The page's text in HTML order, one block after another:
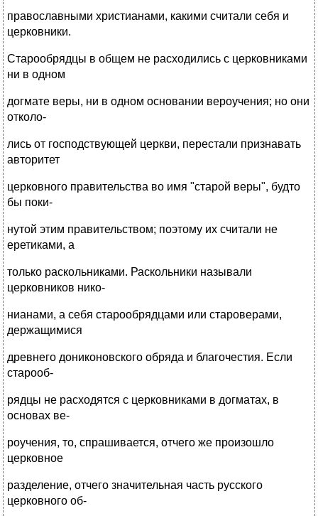
православными христианами, какими считали себя и
церковники.
Старообрядцы в общем не расходились с церковниками
ни в одном
догмате веры, ни в одном основании вероучения; но они
отколо-
лись от господствующей церкви, перестали признавать
авторитет
церковного правительства во имя "старой веры", будто
бы поки-
нутой этим правительством; поэтому их считали не
еретиками, а
только раскольниками. Раскольники называли
церковников нико-
нианами, а себя старообрядцами или староверами,
держащимися
древнего дониконовского обряда и благочестия. Если
старооб-
рядцы не расходятся с церковниками в догматах, в
основах ве-
роучения, то, спрашивается, отчего же произошло
церковное
разделение, отчего значительная часть русского
церковного об-